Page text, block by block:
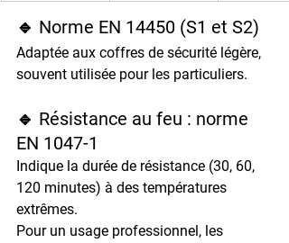
🔹 Norme EN 14450 (S1 et S2)
Adaptée aux coffres de sécurité légère,
souvent utilisée pour les particuliers.
🔹 Résistance au feu : norme
EN 1047-1
Indique la durée de résistance (30, 60,
120 minutes) à des températures
extrêmes.
Pour un usage professionnel, les